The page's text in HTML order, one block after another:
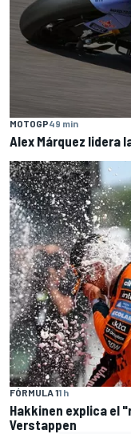
MOTOGP49 min
Alex Márquez lidera
FÓRMULA 11 h
Hakkinen explica el
Verstappen